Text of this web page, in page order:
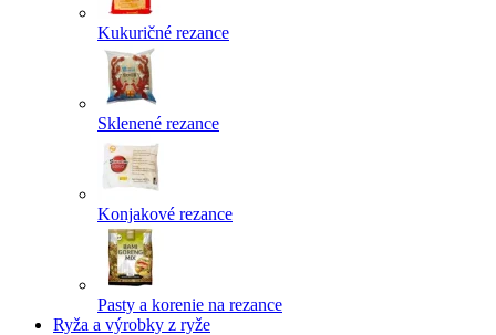
Kukuričné rezance
Sklenené rezance
Konjakové rezance
Pasty a korenie na rezance
Ryža a výrobky z ryže